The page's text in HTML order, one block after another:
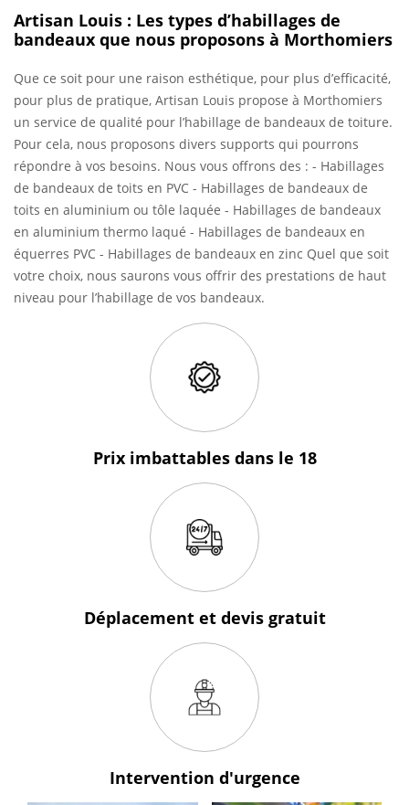
Artisan Louis : Les types d’habillages de
bandeaux que nous proposons à Morthomiers
Que ce soit pour une raison esthétique, pour plus d’efficacité,
pour plus de pratique, Artisan Louis propose à Morthomiers
un service de qualité pour l’habillage de bandeaux de toiture.
Pour cela, nous proposons divers supports qui pourrons
répondre à vos besoins. Nous vous offrons des : - Habillages
de bandeaux de toits en PVC - Habillages de bandeaux de
toits en aluminium ou tôle laquée - Habillages de bandeaux
en aluminium thermo laqué - Habillages de bandeaux en
équerres PVC - Habillages de bandeaux en zinc Quel que soit
votre choix, nous saurons vous offrir des prestations de haut
niveau pour l’habillage de vos bandeaux.
Prix imbattables dans le 18
Déplacement et devis gratuit
Intervention d'urgence